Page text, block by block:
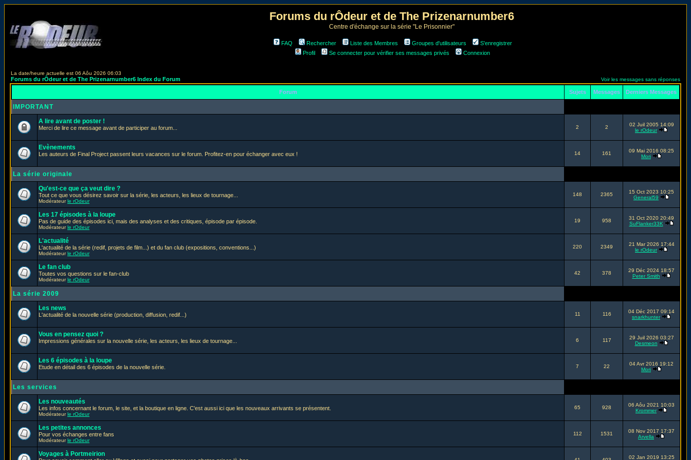
Forums du rÔdeur et de The Prizenarnumber6
Centre d'échange sur la série "Le Prisonnier"
FAQ Rechercher Liste des Membres Groupes d'utilisateurs
S'enregistrer
Profil
Se connecter pour vérifier ses messages privés Connexion
La date/heure actuelle est 06 Aôu 2026 06:03
Forums du rÔdeur et de The Prizenarnumber6 Index du Forum Voir les messages sans réponses
Forum Sujets Messages Derniers Messages
IMPORTANT
A lire avant de poster !
Merci de lire ce message avant de participer au forum... 2 2
02 Juil 2005 14:09
le rOdeur
Evènements
Les auteurs de Final Project passent leurs vacances sur le forum. Profitez-en pour échanger avec eux ! 14 161
09 Mai 2016 08:25
Mori
La série originale
Qu'est-ce que ça veut dire ?
Tout ce que vous désirez savoir sur la série, les acteurs, les lieux de tournage...
Modérateurle rOdeur
148 2365
15 Oct 2023 10:25
General59
Les 17 épisodes à la loupe
Pas de guide des épisodes ici, mais des analyses et des critiques, épisode par épisode.
Modérateurle rOdeur
19 958
31 Oct 2020 20:49
SuFlanker33K
L'actualité
L'actualité de la série (redif, projets de film...) et du fan club (expositions, conventions...)
Modérateurle rOdeur
220 2349
21 Mar 2026 17:44
le rOdeur
Le fan club
Toutes vos questions sur le fan-club
Modérateurle rOdeur
42 378
29 Déc 2024 18:57
Peter Smith
La série 2009
Les news
L'actualité de la nouvelle série (production, diffusion, redif...) 11 116
04 Déc 2017 09:14
snarkhunter
Vous en pensez quoi ?
Impressions générales sur la nouvelle série, les acteurs, les lieux de tournage... 6 117
29 Juil 2026 03:27
Desmeon
Les 6 épisodes à la loupe
Etude en détail des 6 épisodes de la nouvelle série. 7 22
04 Avr 2016 19:12
Mori
Les services
Les nouveautés
Les infos concernant le forum, le site, et la boutique en ligne. C'est aussi ici que les nouveaux arrivants se présentent.
Modérateurle rOdeur
65 928
06 Aôu 2021 10:03
Krommer
Les petites annonces
Pour vos échanges entre fans
Modérateurle rOdeur
112 1531
08 Nov 2017 17:37
Arvella
Voyages à Portmeirion 02 Jan 2019 13:25